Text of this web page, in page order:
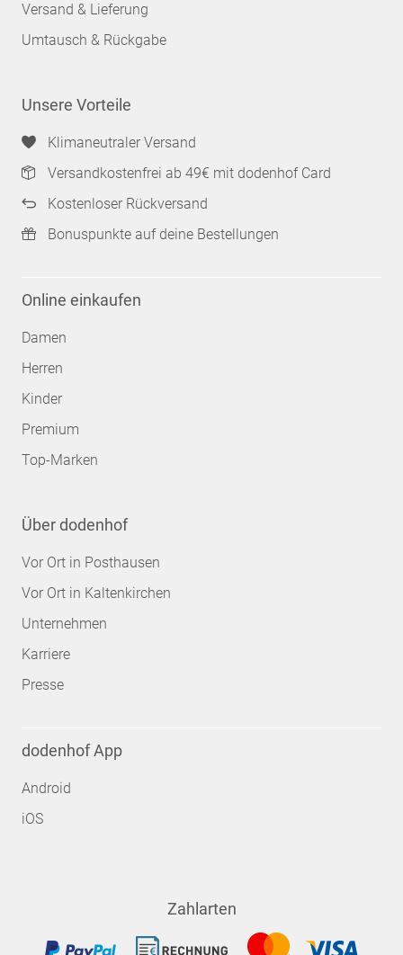
Versand & Lieferung
Umtausch & Rückgabe
Unsere Vorteile
Klimaneutraler Versand
Versandkostenfrei ab 49€ mit dodenhof Card
Kostenloser Rückversand
Bonuspunkte auf deine Bestellungen
Online einkaufen
Damen
Herren
Kinder
Premium
Top-Marken
Über dodenhof
Vor Ort in Posthausen
Vor Ort in Kaltenkirchen
Unternehmen
Karriere
Presse
dodenhof App
Android
iOS
Zahlarten